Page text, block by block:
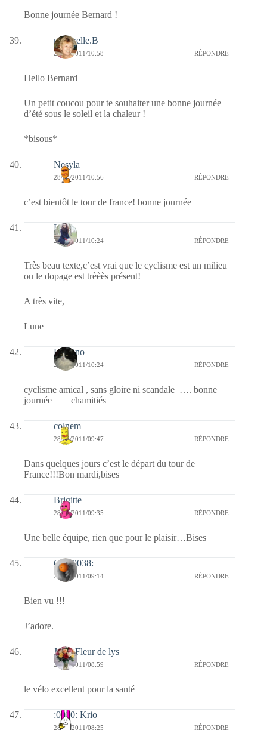
Bonne journée Bernard !
mamzelle.B
28/06/2011/10:58 RÉPONDRE
Hello Bernard
Un petit coucou pour te souhaiter une bonne journée
d’été sous le soleil et la chaleur !
*bisous*
Nesyla
28/06/2011/10:56 RÉPONDRE
c’est bientôt le tour de france! bonne journée
Lune
28/06/2011/10:24 RÉPONDRE
Très beau texte,c’est vrai que le cyclisme est un milieu
ou le dopage est trèèès présent!
A très vite,
Lune
Domino
28/06/2011/10:24 RÉPONDRE
cyclisme amical , sans gloire ni scandale …. bonne
journée chamitiés
colnem
28/06/2011/09:47 RÉPONDRE
Dans quelques jours c’est le départ du tour de
France!!!Bon mardi,bises
Brigitte
28/06/2011/09:35 RÉPONDRE
Une belle équipe, rien que pour le plaisir…Bises
Clo :0038:
28/06/2011/09:14 RÉPONDRE
Bien vu !!!
J’adore.
Jaffy-Fleur de lys
28/06/2011/08:59 RÉPONDRE
le vélo excellent pour la santé
:0010: Krio
28/06/2011/08:25 RÉPONDRE